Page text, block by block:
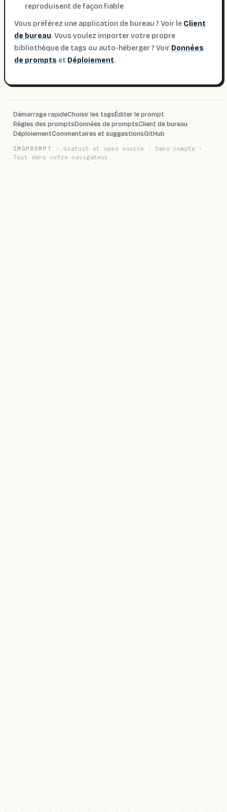
reproduisent de façon fiable
Vous préférez une application de bureau ? Voir le Client
de bureau. Vous voulez importer votre propre
bibliothèque de tags ou auto-héberger ? Voir Données
de prompts et Déploiement.
Démarrage rapideChoisir les tagsÉditer le prompt
Règles des promptsDonnées de promptsClient de bureau
DéploiementCommentaires et suggestionsGitHub
IMGPROMPT · Gratuit et open source · Sans compte ·
Tout dans votre navigateur